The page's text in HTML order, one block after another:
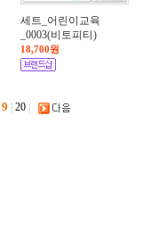
세트_어린이교육
_0003(비토피티)
18,700원
20